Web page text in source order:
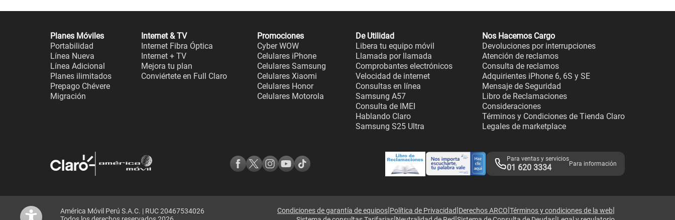
Planes Móviles
Portabilidad
Línea Nueva
Línea Adicional
Planes ilimitados
Prepago Chévere
Migración
Internet & TV
Internet Fibra Óptica
Internet + TV
Mejora tu plan
Conviértete en Full Claro
Promociones
Cyber WOW
Celulares iPhone
Celulares Samsung
Celulares Xiaomi
Celulares Honor
Celulares Motorola
De Utilidad
Libera tu equipo móvil
Llamada por llamada
Comprobantes electrónicos
Velocidad de internet
Consultas en línea
Samsung A57
Consulta de IMEI
Hablando Claro
Samsung S25 Ultra
Nos Hacemos Cargo
Devoluciones por interrupciones
Atención de reclamos
Consulta de reclamos
Adquirientes iPhone 6, 6S y SE
Mensaje de Seguridad
Libro de Reclamaciones
Consideraciones
Términos y Condiciones de Tienda Claro
Legales de marketplace
Para ventas y servicios
01 620 3334 Para información
América Móvil Perú S.A.C. | RUC 20467534026
Condiciones de garantía de equipos|Política de Privacidad|Derechos ARCO|Términos y condiciones de la web|